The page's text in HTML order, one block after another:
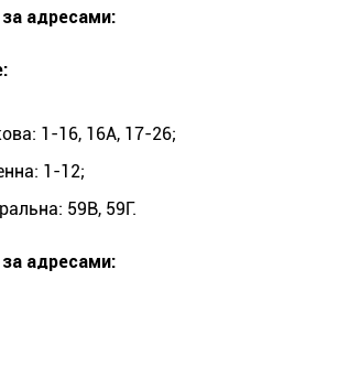
адресами:
1-16, 16А, 17-26;
1-12;
59В, 59Г.
адресами: